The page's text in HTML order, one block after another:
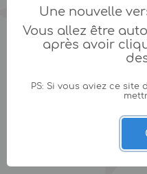
Une nouvelle
Vous allez être
après avoir
PS: Si vous aviez ce